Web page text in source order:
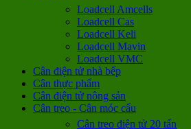
Loadcell Amcells
Loadcell Cas
Loadcell Keli
Loadcell Mavin
Loadcell VMC
Cân điện tử nhà bếp
Cân thực phẩm
Cân điện tử nông sản
Cân treo - Cân móc cẩu
Cân treo điện tử 20 tấn